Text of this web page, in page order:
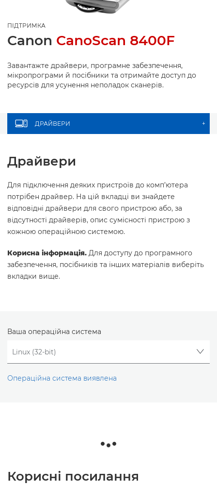
ПІДТРИМКА
Canon CanoScan 8400F
Завантажте драйвери, програмне забезпечення,
мікропрограми й посібники та отримайте доступ до
ресурсів для усунення неполадок сканерів.
ДРАЙВЕРИ +
Драйвери
Для підключення деяких пристроїв до комп’ютера
потрібен драйвер. На цій вкладці ви знайдете
відповідні драйвери для свого пристрою або, за
відсутності драйверів, опис сумісності пристрою з
кожною операційною системою.
Корисна інформація. Для доступу до програмного
забезпечення, посібників та інших матеріалів виберіть
вкладки вище.
Ваша операційна система
Операційна система виявлена
Корисні посилання